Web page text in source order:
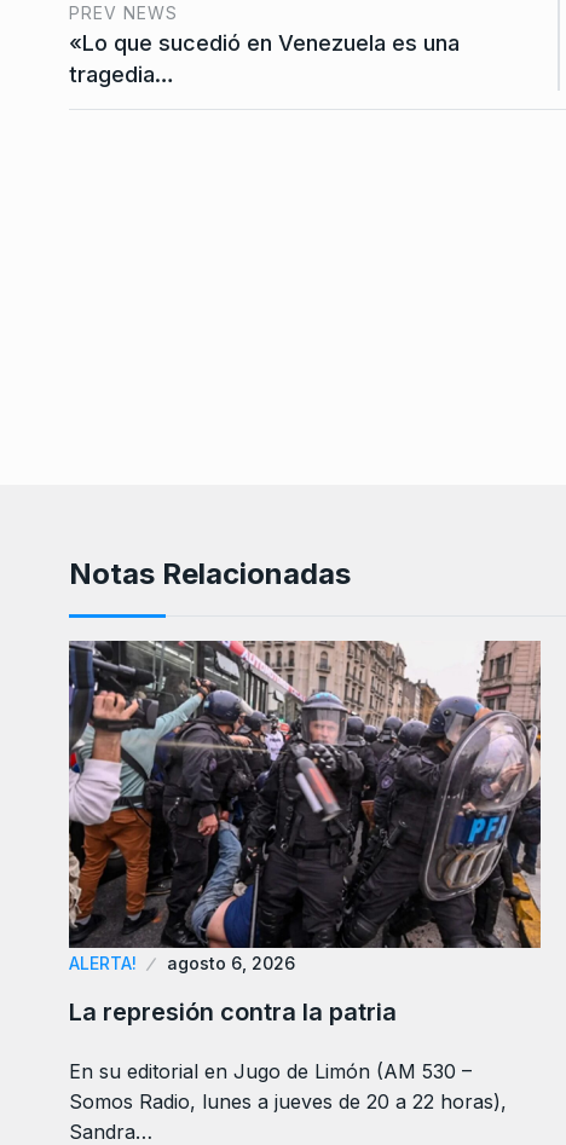
PREV NEWS
«Lo que sucedió en Venezuela es una
tragedia…
Notas Relacionadas
ALERTA! agosto 6, 2026
La represión contra la patria
En su editorial en Jugo de Limón (AM 530 –
Somos Radio, lunes a jueves de 20 a 22 horas),
Sandra…